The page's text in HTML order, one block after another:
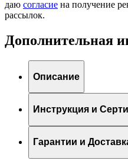
даю согласие на получение
рассылок.
Дополнительная
Описание
Инструкция и
Гарантии и